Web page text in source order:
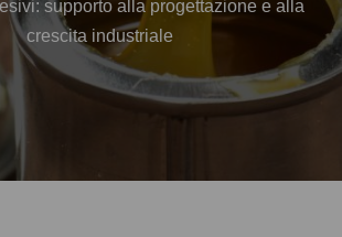
supporto alla progettazione e alla
crescita industriale